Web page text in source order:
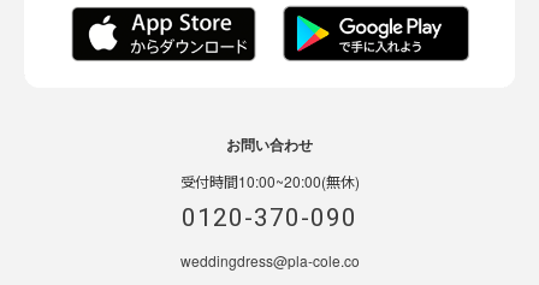
お問い合わせ
受付時間10:00~20:00(無休)
0120-370-090
weddingdress@pla-cole.co